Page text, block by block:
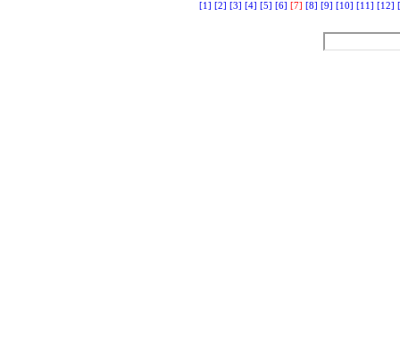
[1] [2] [3] [4] [5] [6] [7] [8] [9] [10] [11] [12]